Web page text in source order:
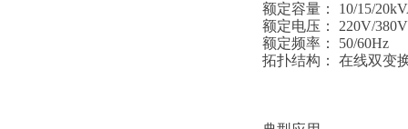
额定容量： 10/15/
额定电压： 220V/380V
额定频率： 50/60Hz
拓扑结构： 在线双变